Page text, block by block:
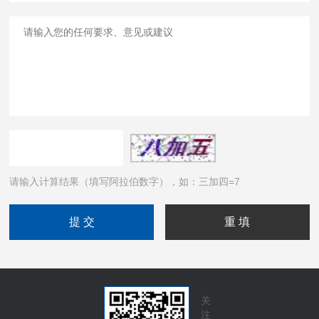
请输入计算结果（填写阿拉伯数字），如：三加四=7
关
注